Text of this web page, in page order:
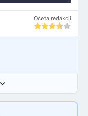
Ocena redakcji